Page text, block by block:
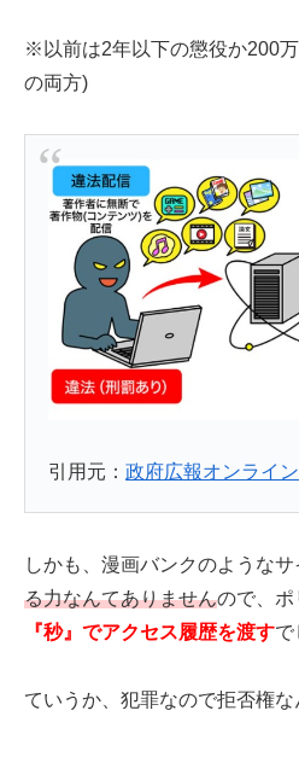
※以前は2年以下の懲役か200
の両方)
引用元：政府広報オンライン
しかも、漫画バンクのようなサ
る力なんてありませんので、ポ
『秒』でアクセス履歴を渡すで
ていうか、犯罪なので拒否権な